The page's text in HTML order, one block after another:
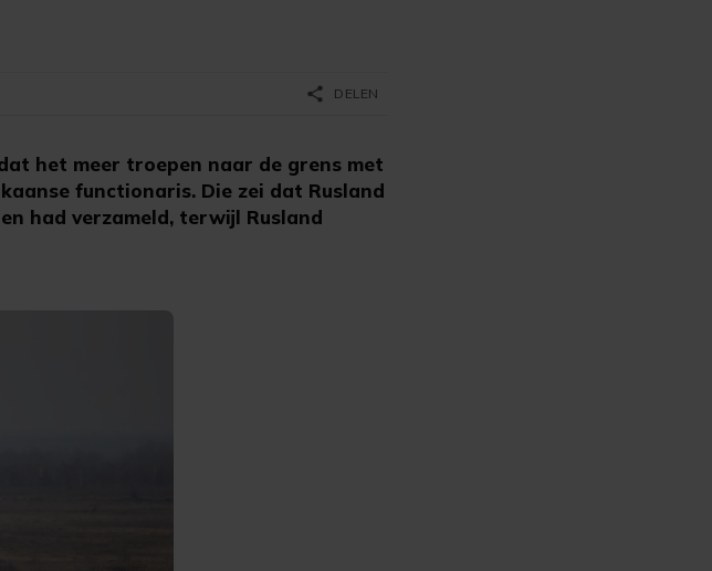
dat het meer troepen naar de grens met
functionaris. Die zei dat Rusland
had verzameld, terwijl Rusland
share DELEN